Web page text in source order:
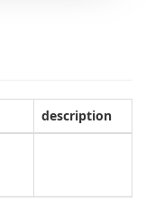
description